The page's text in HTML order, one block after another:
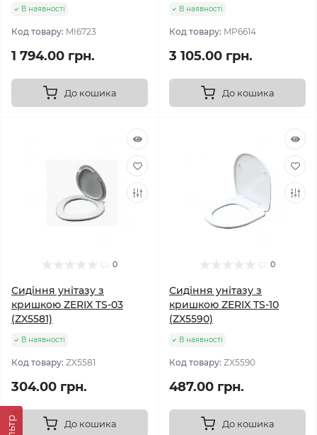
В наявності
Код товару: MI6723
1 794.00 грн.
До кошика
В наявності
Код товару: MP6614
3 105.00 грн.
До кошика
0
Сидіння унітазу з
кришкою ZERIX TS-03
(ZX5581)
В наявності
Код товару: ZX5581
304.00 грн.
До кошика
0
Сидіння унітазу з
кришкою ZERIX TS-10
(ZX5590)
В наявності
Код товару: ZX5590
487.00 грн.
До кошика